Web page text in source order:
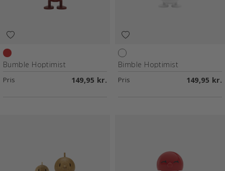
Maroon
Bumble Hoptimist
Pris 149,95 kr.
White
Bimble Hoptimist
Pris 149,95 kr.